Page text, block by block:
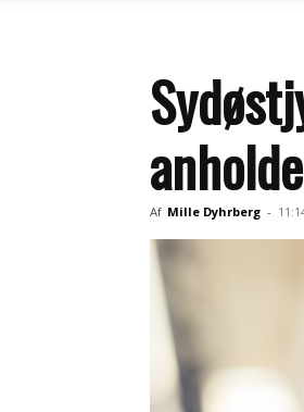
Af Mille Dyhrberg -